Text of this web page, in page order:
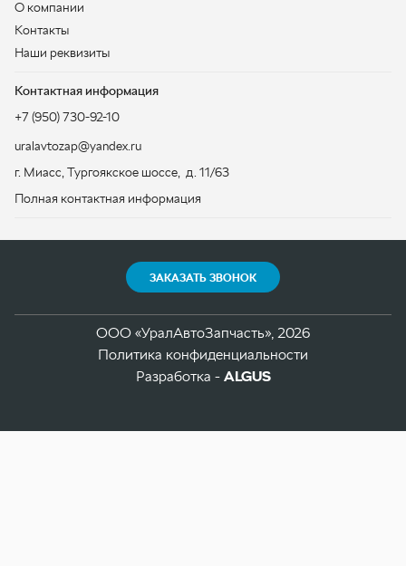
г. Миасс, Тургоякское шоссе, д. 11/63
Полная контактная информация
Политика конфиденциальности